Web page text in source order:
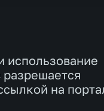
использование
на